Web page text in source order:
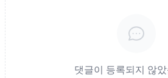
댓글이 등록되지 않